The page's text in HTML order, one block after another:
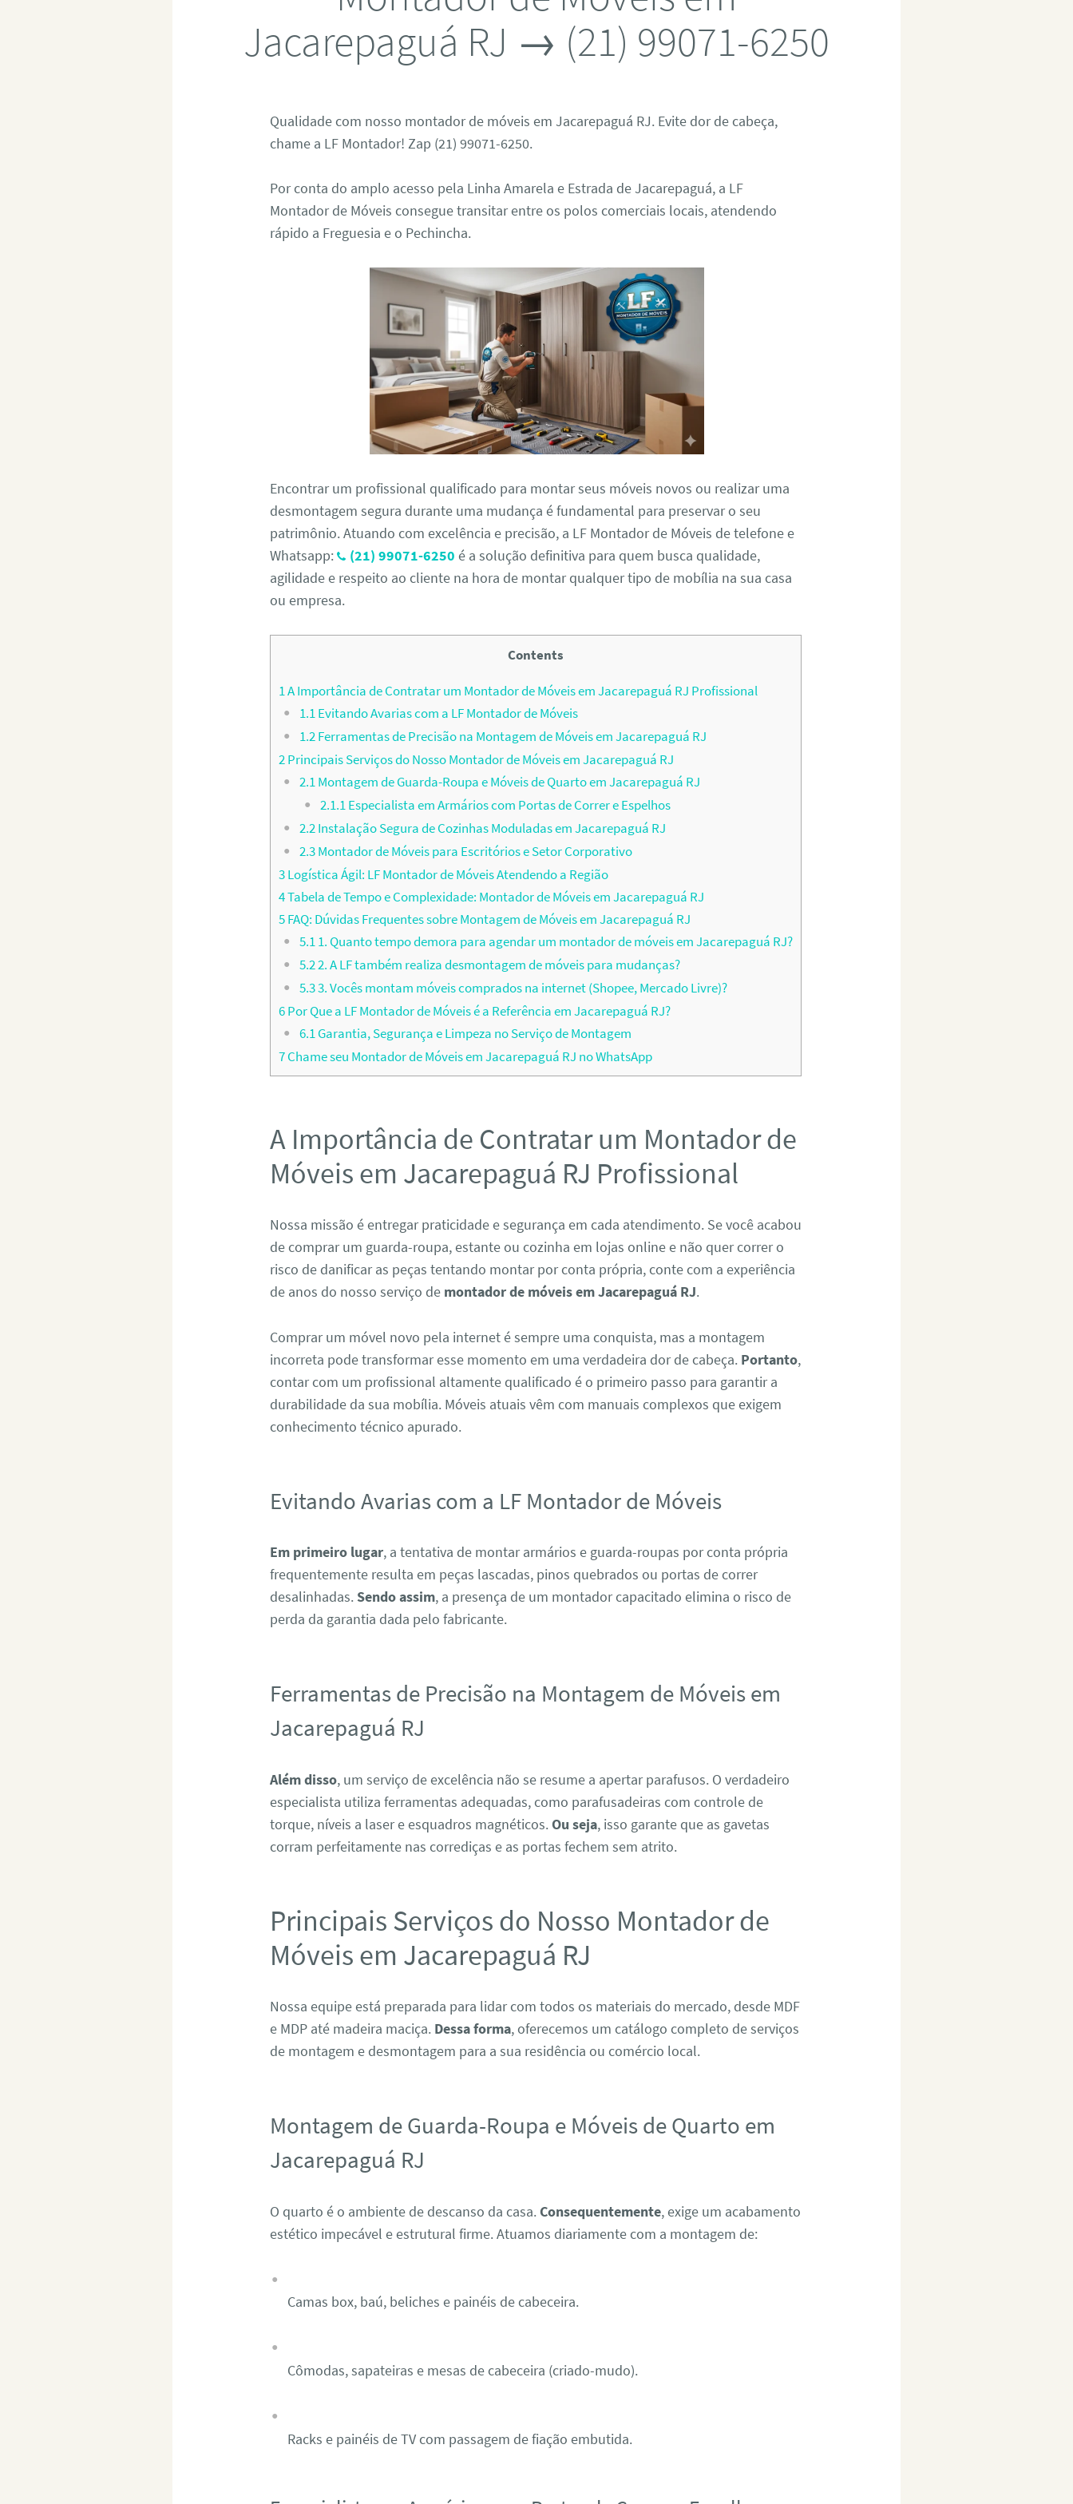
Jacarepaguá RJ → (21) 99071-6250
Qualidade com nosso montador de móveis em Jacarepaguá RJ. Evite dor de cabeça,
chame a LF Montador! Zap (21) 99071-6250.
Por conta do amplo acesso pela Linha Amarela e Estrada de Jacarepaguá, a LF
Montador de Móveis consegue transitar entre os polos comerciais locais, atendendo
rápido a Freguesia e o Pechincha.
Encontrar um profissional qualificado para montar seus móveis novos ou realizar uma
desmontagem segura durante uma mudança é fundamental para preservar o seu
patrimônio. Atuando com excelência e precisão, a LF Montador de Móveis de telefone e
Whatsapp:
(21) 99071-6250 é a solução definitiva para quem busca qualidade,
agilidade e respeito ao cliente na hora de montar qualquer tipo de mobília na sua casa
ou empresa.
Contents
1A Importância de Contratar um Montador de Móveis em Jacarepaguá RJ Profissional
1.1Evitando Avarias com a LF Montador de Móveis
1.2Ferramentas de Precisão na Montagem de Móveis em Jacarepaguá RJ
2Principais Serviços do Nosso Montador de Móveis em Jacarepaguá RJ
2.1Montagem de Guarda-Roupa e Móveis de Quarto em Jacarepaguá RJ
2.1.1Especialista em Armários com Portas de Correr e Espelhos
2.2Instalação Segura de Cozinhas Moduladas em Jacarepaguá RJ
2.3Montador de Móveis para Escritórios e Setor Corporativo
3Logística Ágil: LF Montador de Móveis Atendendo a Região
4Tabela de Tempo e Complexidade: Montador de Móveis em Jacarepaguá RJ
5FAQ: Dúvidas Frequentes sobre Montagem de Móveis em Jacarepaguá RJ
5.11. Quanto tempo demora para agendar um montador de móveis em Jacarepaguá RJ?
5.22. A LF também realiza desmontagem de móveis para mudanças?
5.33. Vocês montam móveis comprados na internet (Shopee, Mercado Livre)?
6Por Que a LF Montador de Móveis é a Referência em Jacarepaguá RJ?
6.1Garantia, Segurança e Limpeza no Serviço de Montagem
7Chame seu Montador de Móveis em Jacarepaguá RJ no WhatsApp
A Importância de Contratar um Montador de
Móveis em Jacarepaguá RJ Profissional
Nossa missão é entregar praticidade e segurança em cada atendimento. Se você acabou
de comprar um guarda-roupa, estante ou cozinha em lojas online e não quer correr o
risco de danificar as peças tentando montar por conta própria, conte com a experiência
de anos do nosso serviço de montador de móveis em Jacarepaguá RJ.
Comprar um móvel novo pela internet é sempre uma conquista, mas a montagem
incorreta pode transformar esse momento em uma verdadeira dor de cabeça. Portanto,
contar com um profissional altamente qualificado é o primeiro passo para garantir a
durabilidade da sua mobília. Móveis atuais vêm com manuais complexos que exigem
conhecimento técnico apurado.
Evitando Avarias com a LF Montador de Móveis
Em primeiro lugar, a tentativa de montar armários e guarda-roupas por conta própria
frequentemente resulta em peças lascadas, pinos quebrados ou portas de correr
desalinhadas. Sendo assim, a presença de um montador capacitado elimina o risco de
perda da garantia dada pelo fabricante.
Ferramentas de Precisão na Montagem de Móveis em
Jacarepaguá RJ
Além disso, um serviço de excelência não se resume a apertar parafusos. O verdadeiro
especialista utiliza ferramentas adequadas, como parafusadeiras com controle de
torque, níveis a laser e esquadros magnéticos.Ou seja, isso garante que as gavetas
corram perfeitamente nas corrediças e as portas fechem sem atrito.
Principais Serviços do Nosso Montador de
Móveis em Jacarepaguá RJ
Nossa equipe está preparada para lidar com todos os materiais do mercado, desde MDF
e MDP até madeira maciça. Dessa forma, oferecemos um catálogo completo de serviços
de montagem e desmontagem para a sua residência ou comércio local.
Montagem de Guarda-Roupa e Móveis de Quarto em
Jacarepaguá RJ
O quarto é o ambiente de descanso da casa.Consequentemente, exige um acabamento
estético impecável e estrutural firme. Atuamos diariamente com a montagem de:
Camas box, baú, beliches e painéis de cabeceira.
Cômodas, sapateiras e mesas de cabeceira (criado-mudo).
Racks e painéis de TV com passagem de fiação embutida.